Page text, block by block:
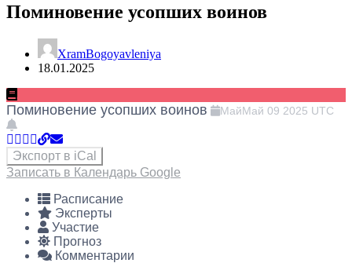
Поминовение усопших воинов
XramBogoyavleniya
18.01.2025
Поминовение усопших воинов МайМай 09 2025 UTC
Экспорт в iCal
Записать в Календарь Google
Расписание
Эксперты
Участие
Прогноз
Комментарии